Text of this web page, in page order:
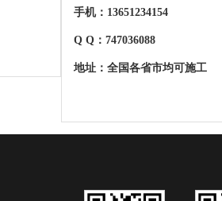
手机：13651234154
Q Q：747036088
地址：全国各省市均可施工